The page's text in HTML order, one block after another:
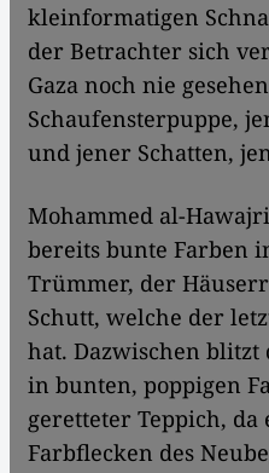
kleinformatigen
der Betrachter sich
Gaza noch nie
Schaufensterpuppe,
und jener Schatten,
Mohammed al-
bereits bunte Farben
Trümmer, der
Schutt, welche der
hat. Dazwischen
in bunten, poppigen
geretteter Teppich, da
Farbflecken des